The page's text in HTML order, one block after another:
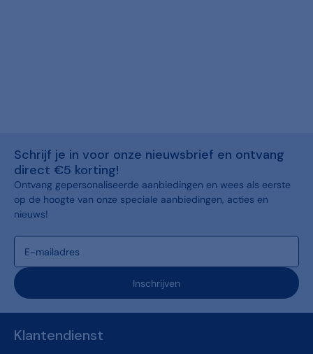
Schrijf je in voor onze nieuwsbrief en ontvang
direct €5 korting!
Ontvang gepersonaliseerde aanbiedingen en wees als eerste
op de hoogte van onze speciale aanbiedingen, acties en
nieuws!
Inschrijven
Klantendienst